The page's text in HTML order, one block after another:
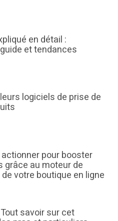
en détail :
et tendances
logiciels de prise de
pour booster
grâce au moteur de
votre boutique en ligne
savoir sur cet